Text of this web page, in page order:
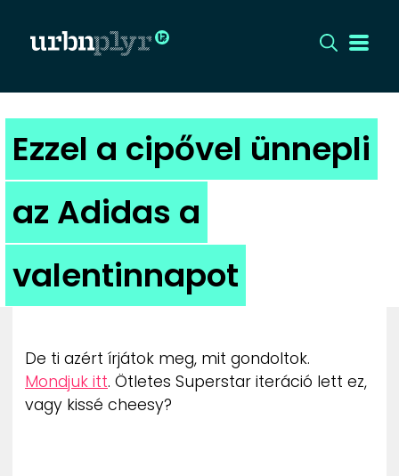
CÍMLAP
DIZÁJN
DIVAT
HIP
UTCA
ZENE
Ezzel a cipővel ünnepli
az Adidas a
valentinnapot
De ti azért írjátok meg, mit gondoltok.
Mondjuk itt. Ötletes Superstar iteráció lett ez,
vagy kissé cheesy?